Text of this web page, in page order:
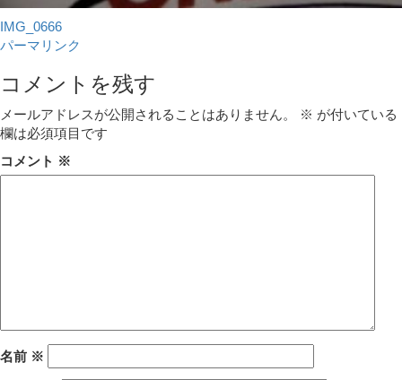
IMG_0666
パーマリンク
コメントを残す
メールアドレスが公開されることはありません。 ※ が付いている
欄は必須項目です
コメント ※
名前 ※